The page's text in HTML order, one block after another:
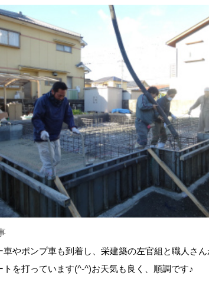
車やポンプ車も到着し、栄建築の左官組と職人さん
トを打っています(^-^)お天気も良く、順調です♪